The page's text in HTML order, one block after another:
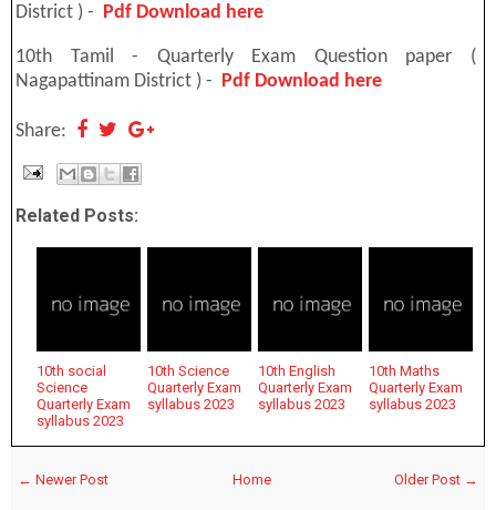
District ) - Pdf Download here
10th Tamil - Quarterly Exam Question paper (
Nagapattinam District ) - Pdf Download here
Share:
Related Posts:
10th social
Science
Quarterly Exam
syllabus 2023
10th Science
Quarterly Exam
syllabus 2023
10th English
Quarterly Exam
syllabus 2023
10th Maths
Quarterly Exam
syllabus 2023
← Newer Post Older Post →
Home